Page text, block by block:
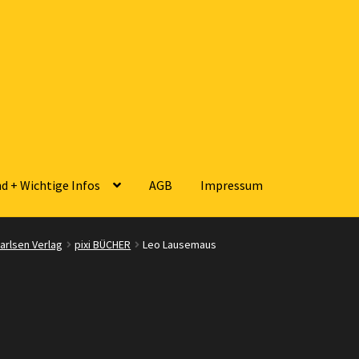
+ Wichtige Infos AGB Impressum
ZahlungsartenVersandarten
Verlag pixi BÜCHER Leo Lausemaus